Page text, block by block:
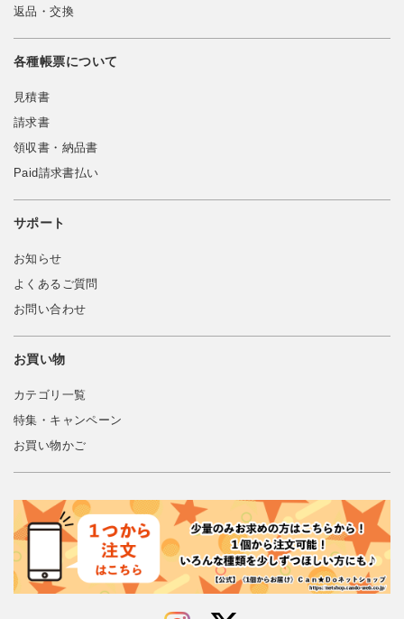
返品・交換
各種帳票について
見積書
請求書
領収書・納品書
Paid請求書払い
サポート
お知らせ
よくあるご質問
お問い合わせ
お買い物
カテゴリ一覧
特集・キャンペーン
お買い物かご